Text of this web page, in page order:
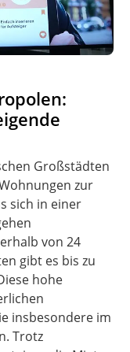
Großstädten
zur
sich in einer
von 24
gibt es bis zu
hohe
insbesondere im
Trotz